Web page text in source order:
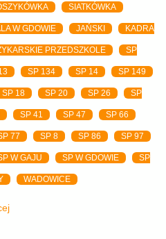
SIATKÓWKA
W GDOWIE JAŃSKI KADRA
PRZEDSZKOLE SP
SP 134 SP 14 SP 149
SP 18 SP 20 SP 26 SP
SP 41 SP 47 SP 66
77 SP 8 SP 86 SP 97
W GAJU SP W GDOWIE SP
WADOWICE